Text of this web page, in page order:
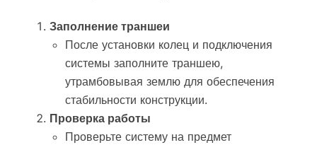
Заполнение траншеи
После установки колец и подключения
системы заполните траншею,
утрамбовывая землю для обеспечения
стабильности конструкции.
Проверка работы
Проверьте систему на предмет